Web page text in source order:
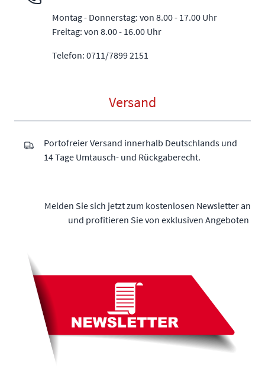
Montag - Donnerstag: von 8.00 - 17.00 Uhr
Freitag: von 8.00 - 16.00 Uhr
Telefon: 0711/7899 2151
Versand
Portofreier Versand innerhalb Deutschlands und
14 Tage Umtausch- und Rückgaberecht.
Melden Sie sich jetzt zum kostenlosen Newsletter an
und profitieren Sie von exklusiven Angeboten